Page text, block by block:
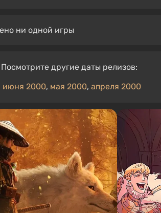
ни одной игры
другие даты релизов:
июня 2000, мая 2000, апреля 2000